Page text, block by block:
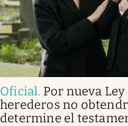
Oficial. Por nueva
herederos no
determine el